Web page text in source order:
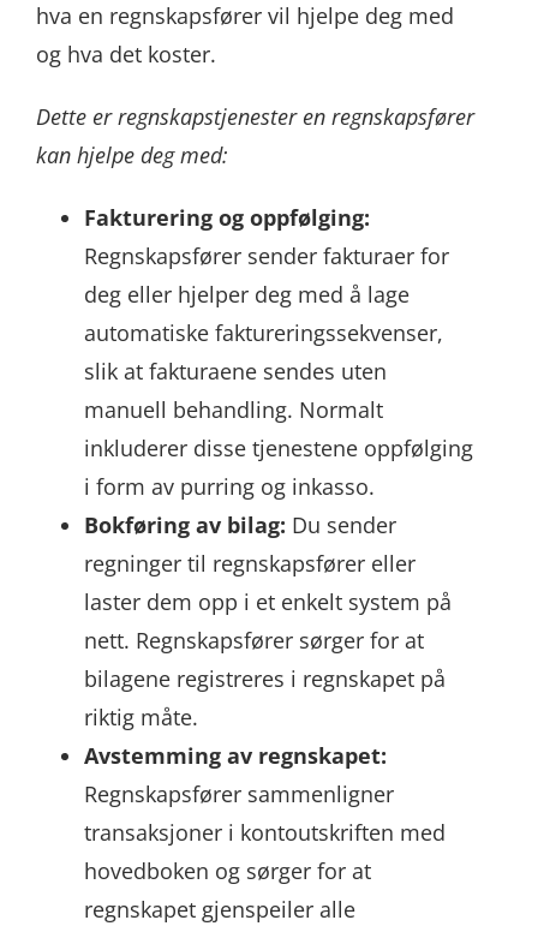
hva en regnskapsfører vil hjelpe deg med
og hva det koster.
Dette er regnskapstjenester en regnskapsfører
kan hjelpe deg med:
Fakturering og oppfølging:
Regnskapsfører sender fakturaer for
deg eller hjelper deg med å lage
automatiske faktureringssekvenser,
slik at fakturaene sendes uten
manuell behandling. Normalt
inkluderer disse tjenestene oppfølging
i form av purring og inkasso.
Bokføring av bilag: Du sender
regninger til regnskapsfører eller
laster dem opp i et enkelt system på
nett. Regnskapsfører sørger for at
bilagene registreres i regnskapet på
riktig måte.
Avstemming av regnskapet:
Regnskapsfører sammenligner
transaksjoner i kontoutskriften med
hovedboken og sørger for at
regnskapet gjenspeiler alle